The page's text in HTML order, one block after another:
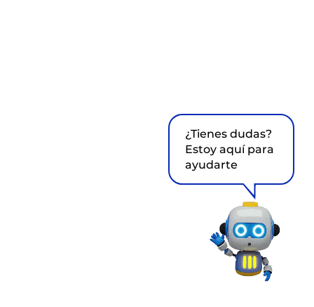
¿Tienes dudas?
Estoy aquí para
ayudarte